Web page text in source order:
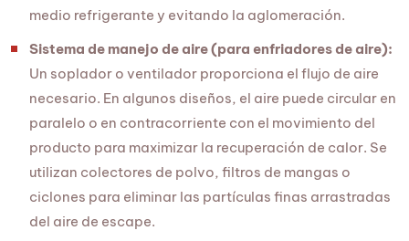
medio refrigerante y evitando la aglomeración.
Sistema de manejo de aire (para enfriadores de aire):
Un soplador o ventilador proporciona el flujo de aire
necesario. En algunos diseños, el aire puede circular en
paralelo o en contracorriente con el movimiento del
producto para maximizar la recuperación de calor. Se
utilizan colectores de polvo, filtros de mangas o
ciclones para eliminar las partículas finas arrastradas
del aire de escape.